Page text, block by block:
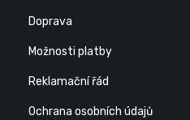
Doprava
Možnosti platby
Reklamační řád
Ochrana osobních údajů